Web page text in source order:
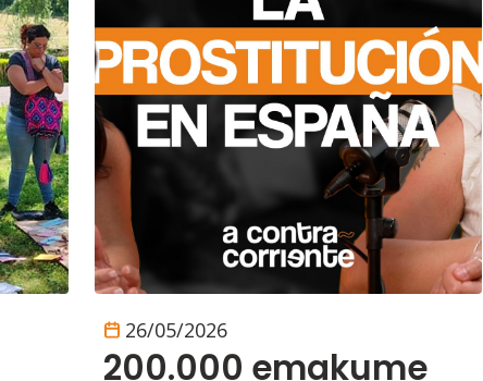
26/05/2026
200.000 emakume